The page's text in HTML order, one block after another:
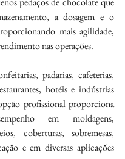
a dosagem e o
mais agilidade,
nas operações.
padarias, cafeterias,
hotéis e indústrias
profissional proporciona
em moldagens,
coberturas, sobremesas,
e em diversas aplicações